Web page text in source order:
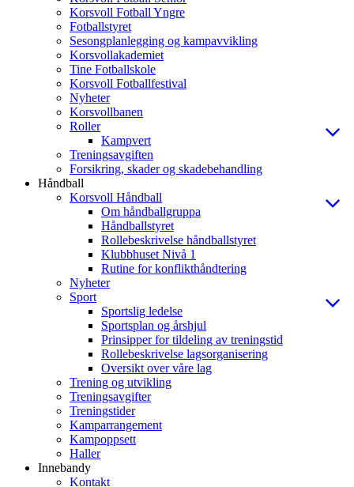
Korsvoll Fotball Yngre
Fotballstyret
Sesongplanlegging og kampavvikling
Korsvollakademiet
Tine Fotballskole
Korsvoll Fotballfestival
Nyheter
Korsvollbanen
Roller
Kampvert
Treningsavgiften
Forsikring, skader og skadebehandling
Håndball
Korsvoll Håndball
Om håndballgruppa
Håndballstyret
Rollebeskrivelse håndballstyret
Klubbhuset Nivå 1
Rutine for konflikthåndtering
Nyheter
Sport
Sportslig ledelse
Sportsplan og årshjul
Prinsipper for tildeling av treningstid
Rollebeskrivelse lagsorganisering
Oversikt over våre lag
Trening og utvikling
Treningsavgifter
Treningstider
Kamparrangement
Kampoppsett
Haller
Innebandy
Kontakt